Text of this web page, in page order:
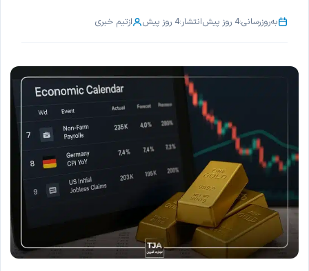
به‌روزرسانی:4 روز پیش انتشار:4 روز پیش ازتیم خبری